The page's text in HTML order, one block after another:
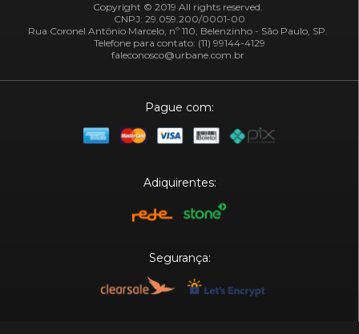
Copyright © 2019 All rights reserved.
CNPJ: 29.059.200/0001-00
Rua Coronel Antônio Marcelo, nº 110, Belenzinho - São Paulo, SP.
Telefone para contato: (11) 99144-4129
faleconosco@urbane.com.br
Pague com:
Adiquirentes:
Segurança: